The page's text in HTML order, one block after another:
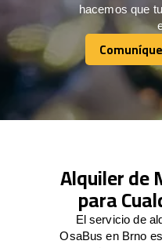
hacemos que
Alquiler de
para
El servicio de
OsaBus en Brno